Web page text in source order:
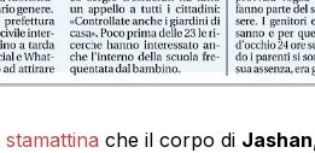
stamattina che il corpo di Jashan